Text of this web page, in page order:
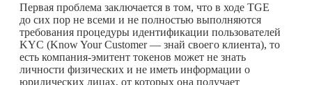
Первая проблема заключается в том, что в ходе TGE
до сих пор не всеми и не полностью выполняются
требования процедуры идентификации пользователей
KYC (Know Your Customer — знай своего клиента), то
есть компания-эмитент токенов может не знать
личности физических и не иметь информации о
юридических лицах, от которых она получает